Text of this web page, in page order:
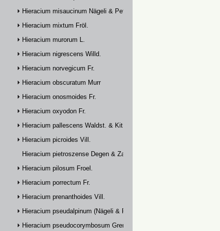
Hieracium misaucinum Nägeli & Peter
Hieracium mixtum Fröl.
Hieracium murorum L.
Hieracium nigrescens Willd.
Hieracium norvegicum Fr.
Hieracium obscuratum Murr
Hieracium onosmoides Fr.
Hieracium oxyodon Fr.
Hieracium pallescens Waldst. & Kit.
Hieracium picroides Vill.
Hieracium pietroszense Degen & Zahn
Hieracium pilosum Froel.
Hieracium porrectum Fr.
Hieracium prenanthoides Vill.
Hieracium pseudalpinum (Nägeli & Peter) Prain
Hieracium pseudocorymbosum Gremli